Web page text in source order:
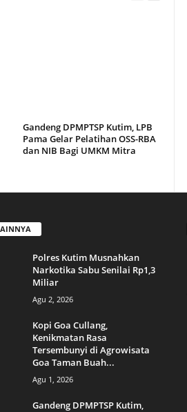
Gandeng DPMPTSP Kutim, LPB
Pama Gelar Pelatihan OSS-RBA
dan NIB Bagi UMKM Mitra
Polres Kutim Musnahkan
Narkotika Sabu Senilai Rp1,3
Miliar
Agu 2, 2026
Kopi Goa Cullang,
Kenikmatan Rasa
Tersembunyi di Agrowisata
Goa Taman Buah...
Agu 1, 2026
Gandeng DPMPTSP Kutim,